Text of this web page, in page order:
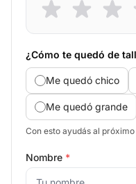
¿Cómo te quedó de
Me quedó chico
Me quedó grande
Con esto ayudás al
Nombre *